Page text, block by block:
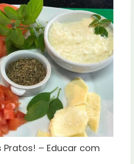
Pratos! – Educar com